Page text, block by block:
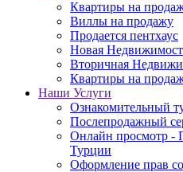
Квартиры на
Виллы на продажу
Продается пентхаус
Новая
Вторичная
Квартиры на
Наши Услуги
Ознакомительный
Послепродажный
Онлайн просмотр -
Турции
Оформление прав